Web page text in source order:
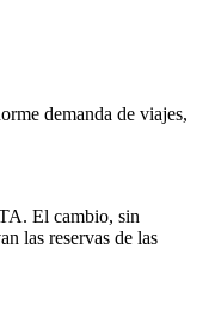
demanda de viajes,
El cambio, sin
las reservas de las